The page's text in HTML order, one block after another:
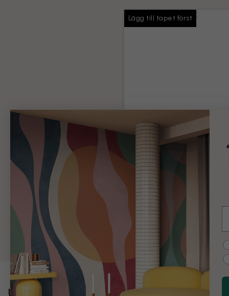
Lägg till tapet först
Tapetlim
Tillräckligt med lim för hela
beställning
Produktinformation
99 kr
Lägg till
Upptäck mer